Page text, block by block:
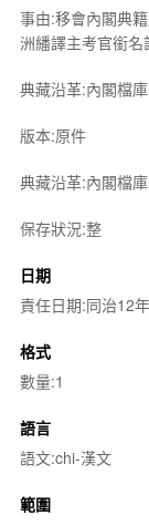
事由:移會內閣典
洲繙譯主考官銜
典藏沿革:內閣檔庫
版本:原件
典藏沿革:內閣檔庫
保存狀況:整
日期
責任日期:同治12
格式
數量:1
語言
語文:chi-漢文
範圍